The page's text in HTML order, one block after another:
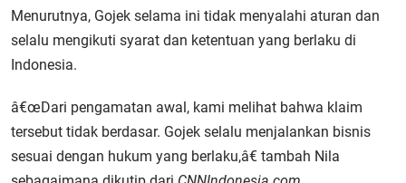
Menurutnya, Gojek selama ini tidak menyalahi aturan dan
selalu mengikuti syarat dan ketentuan yang berlaku di
Indonesia.
â€œDari pengamatan awal, kami melihat bahwa klaim
tersebut tidak berdasar. Gojek selalu menjalankan bisnis
sesuai dengan hukum yang berlaku,â€ tambah Nila